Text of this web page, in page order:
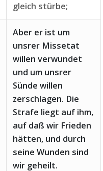
gleich stürbe;
Aber er ist um
unsrer Missetat
willen verwundet
und um unsrer
Sünde willen
zerschlagen. Die
Strafe liegt auf ihm,
auf daß wir Frieden
hätten, und durch
seine Wunden sind
wir geheilt.